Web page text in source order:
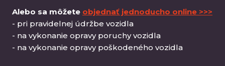
Alebo sa môžete objednať jednoducho online >>>
- pri pravidelnej údržbe vozidla
- na vykonanie opravy poruchy vozidla
- na vykonanie opravy poškodeného vozidla